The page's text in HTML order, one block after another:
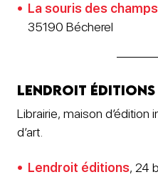
La souris des champs
35190 Bécherel
Lendroit éditions
Librairie, maison
d’art.
Lendroit éditions, 24